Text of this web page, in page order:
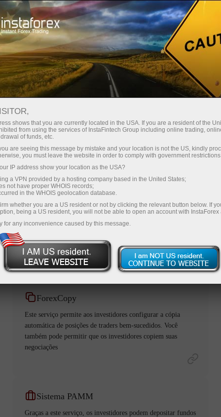
Para investidores
Serviços para
investidores
Nossa empresa desenvolveu serviços que
permitem aos investidores se beneficiarem da
negociação nos mercados financeiros sem
muito esforço. Graças à interface amigável,
eles são fáceis de usar, mesmo para aqueles
que estão dando os primeiros passos no
mundo das negociações.
ForexCopy
Este serviço permite aos investidores configurar a cópia
automática de posições de traders bem-sucedidos. Você
também pode permitir que os investidores copiem suas
negociações
Sistema PAMM
Graças a este serviço, os investidores podem depositar fundos
shows that you are currently located in the USA. If you are a resident of the
from using the services of InstaFintech Group including online trading,
of funds, etc.
are seeing this message by mistake and your location is not the US, kindly
you must leave the website in order to comply with government
IP address show your location as the USA?
a VPN provided by a hosting company based in the United States;
not have proper WHOIS records;
in the WHOIS geolocation database.
whether you are a US resident or not by clicking the relevant button below. If
being a US resident, you will not be able to open an account with InstaForex
for any inconvenience caused by this message.